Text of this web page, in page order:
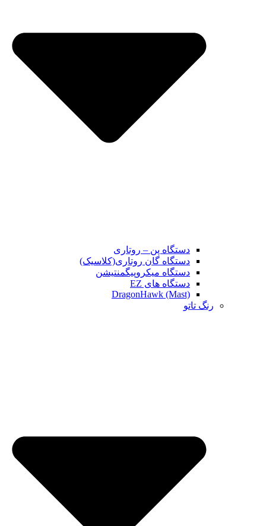
دستگاه پن – روتاری
دستگاه گان روتاری(کلاسیک)
دستگاه میکروپیگمنتیشن
دستگاه های EZ
DragonHawk (Mast)
رنگ تاتو